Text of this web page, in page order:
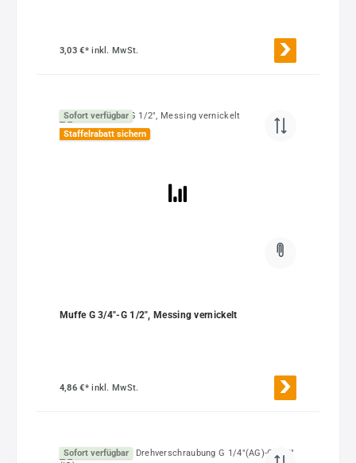
3,03 €*inkl. MwSt.
Sofort verfügbar
Staffelrabatt sichern
Muffe G 3/4"-G 1/2", Messing vernickelt
4,86 €*inkl. MwSt.
Sofort verfügbar